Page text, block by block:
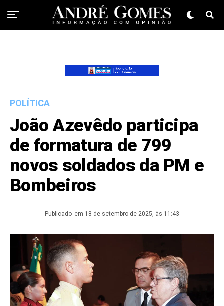
POLÍTICA
João Azevêdo participa
de formatura de 799
novos soldados da PM e
Bombeiros
Publicado em 18 de setembro de 2025, às 11:43